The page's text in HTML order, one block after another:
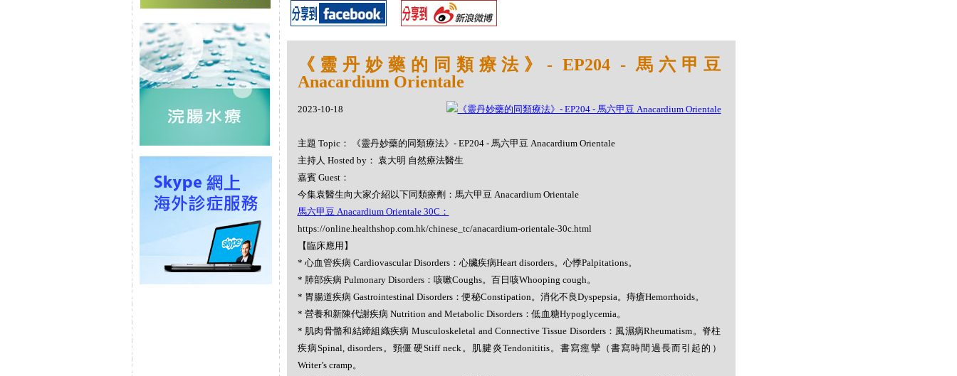
《靈丹妙藥的同類療法》- EP204 - 馬六甲豆
Anacardium Orientale
2023-10-18
主題 Topic： 《靈丹妙藥的同類療法》- EP204 - 馬六甲豆 Anacardium Orientale
主持人 Hosted by： 袁大明 自然療法醫生
嘉賓 Guest：
今集袁醫生向大家介紹以下同類療劑：馬六甲豆 Anacardium Orientale
馬六甲豆 Anacardium Orientale 30C：
https://online.healthshop.com.hk/chinese_tc/anacardium-orientale-30c.html
【臨床應用】
* 心血管疾病 Cardiovascular Disorders：心臟疾病Heart disorders。心悸Palpitations。
* 肺部疾病 Pulmonary Disorders：咳嗽Coughs。百日咳Whooping cough。
* 胃腸道疾病 Gastrointestinal Disorders：便秘Constipation。消化不良Dyspepsia。痔瘡Hemorrhoids。
* 營養和新陳代謝疾病 Nutrition and Metabolic Disorders：低血糖Hypoglycemia。
* 肌肉骨骼和結締組織疾病 Musculoskeletal and Connective Tissue Disorders：風濕病Rheumatism。脊柱
疾病Spinal, disorders。頸僵硬Stiff neck。肌腱炎Tendonititis。書寫痙攣（書寫時間過長而引起的）
Writer’s cramp。